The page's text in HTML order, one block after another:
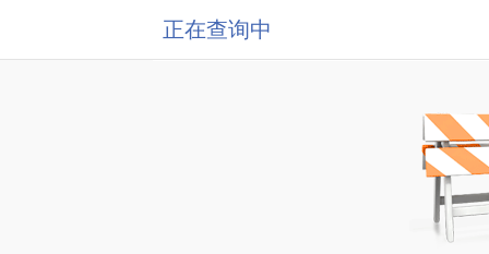
正在查询中